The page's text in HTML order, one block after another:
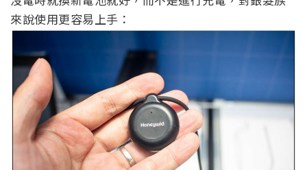
來說使用更容易上手：